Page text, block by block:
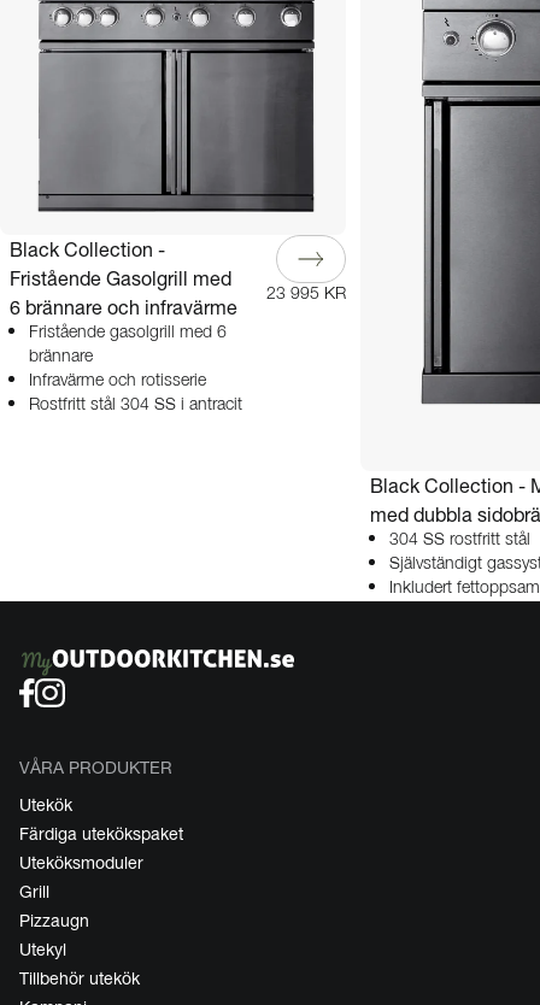
Black Collection -
Fristående Gasolgrill med
6 brännare och infravärme
Fristående gasolgrill med 6
brännare
Infravärme och rotisserie
Rostfritt stål 304 SS i antracit
23 995 KR
Black Collection -
med dubbla
304 SS rostfritt stål
Självständigt
Inkludert
VÅRA PRODUKTER
Utekök
Färdiga utekökspaket
Uteköksmoduler
Grill
Pizzaugn
Utekyl
Tillbehör utekök